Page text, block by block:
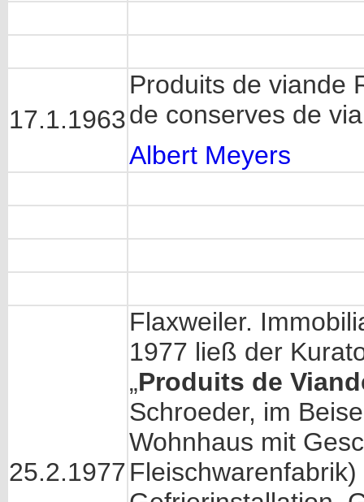
17.1.1963
Produits de viande
de conserves de
Albert Meyers
25.2.1977
Flaxweiler.
1977 ließ der
„Produits de
Schroeder, im
Wohnhaus mit